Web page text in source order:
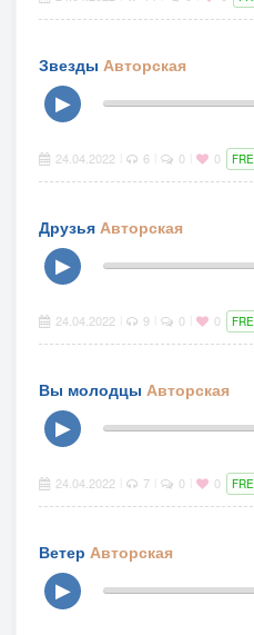
Звезды Авторская
▶
24.04.2022 6 0 0
Друзья Авторская
▶
24.04.2022 9 0 0
Вы молодцы Авторская
▶
24.04.2022 7 0 0
Ветер Авторская
▶